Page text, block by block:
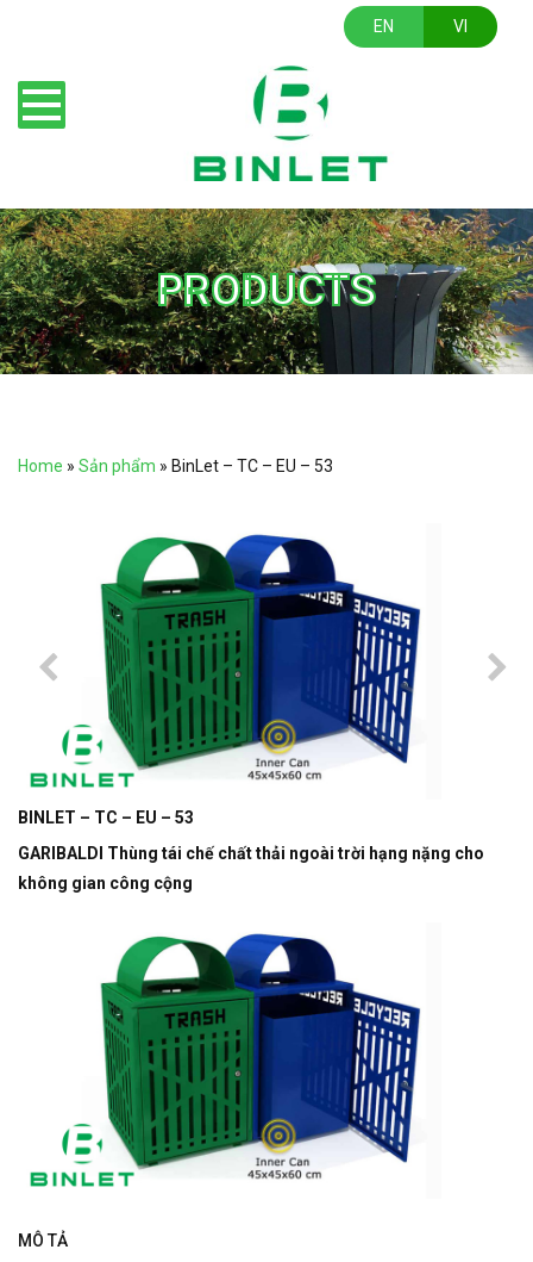
EN VI
PRODUCTS
Home » Sản phẩm » BinLet – TC – EU – 53
BINLET – TC – EU – 53
GARIBALDI Thùng tái chế chất thải ngoài trời hạng nặng cho
không gian công cộng
MÔ TẢ